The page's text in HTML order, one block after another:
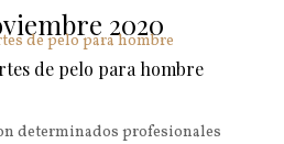
2020
de pelo para hombre
determinados profesionales